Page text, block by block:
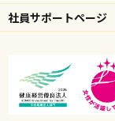
社員サポートページ